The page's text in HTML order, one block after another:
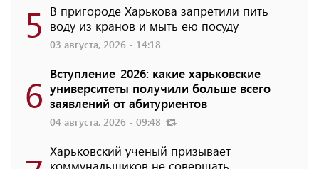
5 В пригороде Харькова запретили пить
воду из кранов и мыть ею посуду
03 августа, 2026 - 14:18
6 Вступление-2026: какие харьковские
университеты получили больше всего
заявлений от абитуриентов
04 августа, 2026 - 09:48
Харьковский ученый призывает
коммунальщиков не совершать